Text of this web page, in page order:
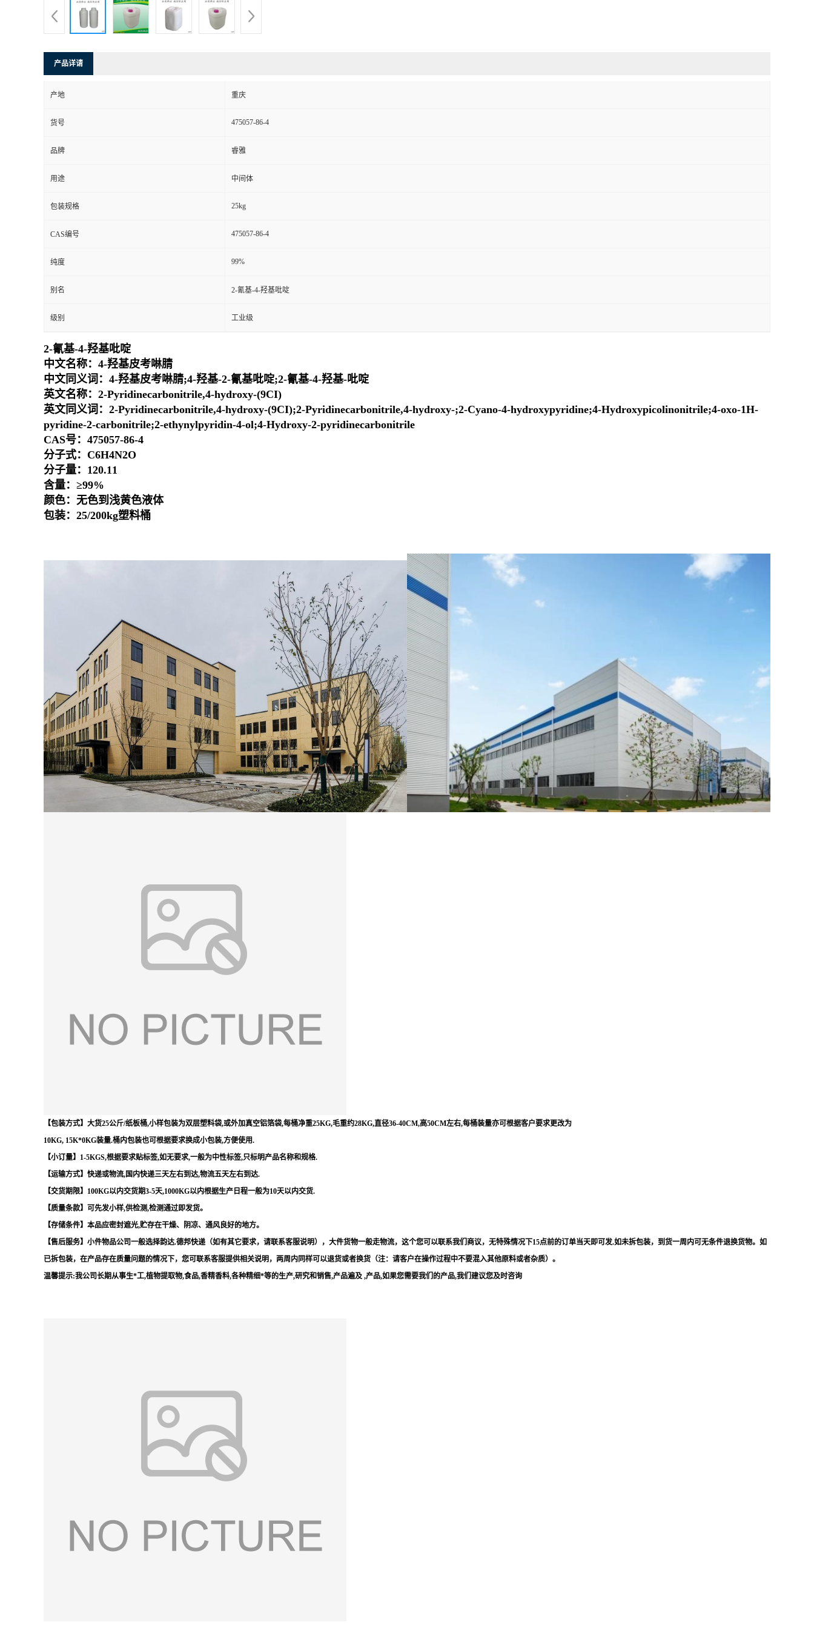
产品详请
产地 重庆
货号 475057-86-4
品牌 睿雅
用途 中间体
包装规格 25kg
CAS编号 475057-86-4
纯度 99%
别名 2-氰基-4-羟基吡啶
级别 工业级
2-氰基-4-羟基吡啶
中文名称：4-羟基皮考啉腈
中文同义词：4-羟基皮考啉腈;4-羟基-2-氰基吡啶;2-氰基-4-羟基-吡啶
英文名称：2-Pyridinecarbonitrile,4-hydroxy-(9CI)
英文同义词：2-Pyridinecarbonitrile,4-hydroxy-(9CI);2-Pyridinecarbonitrile,4-hydroxy-;2-Cyano-4-hydroxypyridine;4-Hydroxypicolinonitrile;4-oxo-1H-
pyridine-2-carbonitrile;2-ethynylpyridin-4-ol;4-Hydroxy-2-pyridinecarbonitrile
CAS号：475057-86-4
分子式：C6H4N2O
分子量：120.11
含量：≥99%
颜色：无色到浅黄色液体
包装：25/200kg塑料桶
【包装方式】大货25公斤/纸板桶,小样包装为双层塑料袋,或外加真空铝箔袋,每桶净重25KG,毛重约28KG,直径36-40CM,高50CM左右,每桶装量亦可根据客户要求更改为
10KG, 15K*0KG装量.桶内包装也可根据要求换成小包装,方便使用.
【小订量】1-5KGS,根据要求贴标签,如无要求,一般为中性标签,只标明产品名称和规格.
【运输方式】快递或物流,国内快递三天左右到达,物流五天左右到达.
【交货期限】100KG以内交货期3-5天,1000KG以内根据生产日程一般为10天以内交货.
【质量条款】可先发小样,供检测,检测通过即发货。
【存储条件】本品应密封遮光,贮存在干燥、阴凉、通风良好的地方。
【售后服务】小件物品公司一般选择韵达.德邦快递（如有其它要求，请联系客服说明），大件货物一般走物流，这个您可以联系我们商议，无特殊情况下15点前的订单当天即可发.如未拆包装，到货一周内可无条件退换货物。如
已拆包装，在产品存在质量问题的情况下，您可联系客服提供相关说明，两周内同样可以退货或者换货（注：请客户在操作过程中不要混入其他原料或者杂质）。
温馨提示:我公司长期从事生*工,植物提取物,食品,香精香料,各种精细*等的生产,研究和销售,产品遍及 ,产品,如果您需要我们的产品,我们建议您及时咨询